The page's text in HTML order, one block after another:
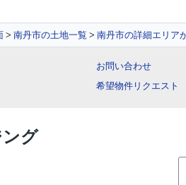
南丹市の土地一覧 南丹市の詳細エリア
お問い合わせ
希望物件リクエスト
グ